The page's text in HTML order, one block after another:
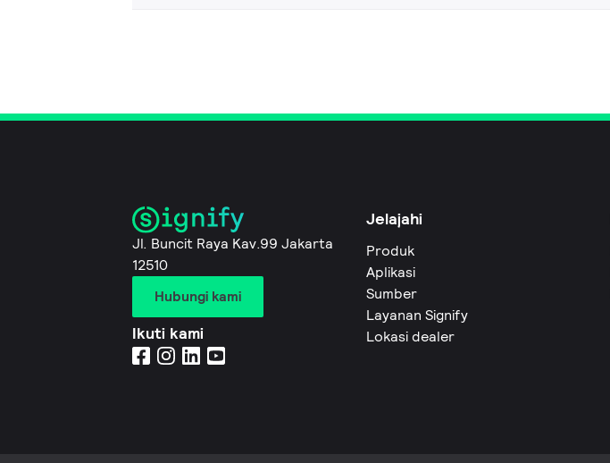
Jl. Buncit Raya Kav.99 Jakarta
12510
Hubungi kami
Ikuti kami
Jelajahi
Produk
Aplikasi
Sumber
Layanan Signify
Lokasi dealer